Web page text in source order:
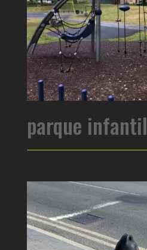
parque infantil